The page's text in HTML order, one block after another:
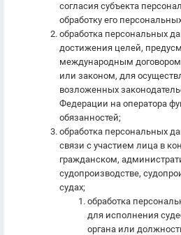
согласия субъекта
обработку его
обработка персональных
достижения целей,
международным
или законом, для
возложенных
Федерации на оператора
обязанностей;
обработка персональных
связи с участием лица в
гражданском,
судопроизводстве,
судах;
обработка
для исполнения
органа или